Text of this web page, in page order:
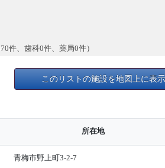
件、歯科0件、薬局0件）
このリストの施設を地図上に表示
所在地
青梅市野上町3-2-7